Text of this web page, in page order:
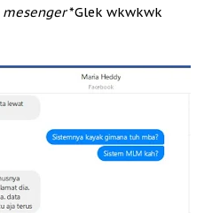
mesenger*Glek wkwkwk